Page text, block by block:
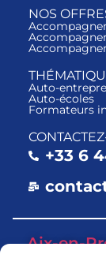
NOS
Auto-
Auto-écoles
Formateurs
+33 6
Aix-en-